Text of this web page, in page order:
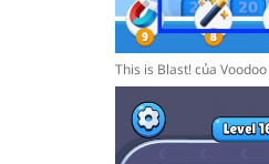
This is Blast! của Voodoo